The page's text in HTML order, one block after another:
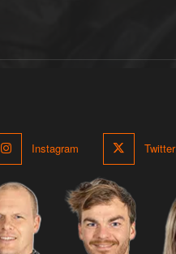
Instagram Twitter